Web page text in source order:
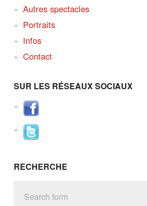
Autres spectacles
Portraits
Infos
Contact
SUR LES RÉSEAUX SOCIAUX
RECHERCHE